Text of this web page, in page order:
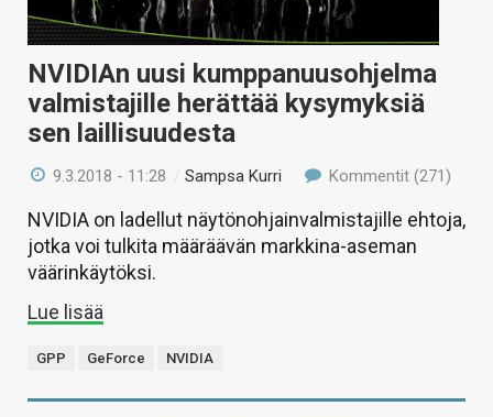
NVIDIAn uusi kumppanuusohjelma
valmistajille herättää kysymyksiä
sen laillisuudesta
9.3.2018 - 11:28 /Sampsa Kurri Kommentit (271)
NVIDIA on ladellut näytönohjainvalmistajille ehtoja,
jotka voi tulkita määräävän markkina-aseman
väärinkäytöksi.
Lue lisää
GPP GeForce NVIDIA